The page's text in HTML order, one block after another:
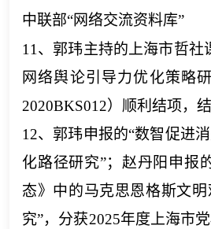
中联部“网络交流资料库”
11、郭玮主持的上海市哲社
网络舆论引导力优化策略
2020BKS012）顺利结项，
12、郭玮申报的“数智促进
化路径研究”；赵丹阳申报
态》中的马克思恩格斯文
究”， 分获2025年度上海市